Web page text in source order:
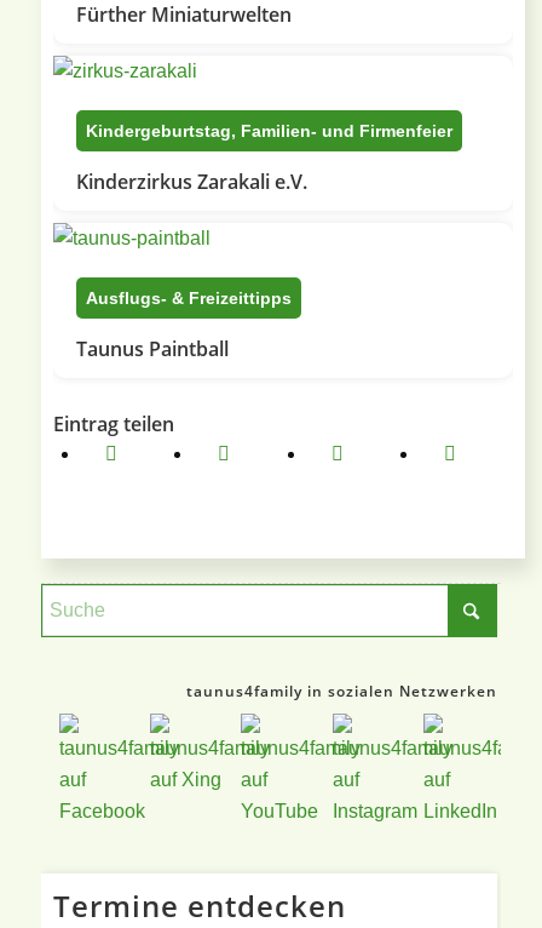
Fürther Miniaturwelten
Kindergeburtstag, Familien- und Firmenfeier
Kinderzirkus Zarakali e.V.
Ausflugs- & Freizeittipps
Taunus Paintball
Eintrag teilen
taunus4family in sozialen Netzwerken
Termine entdecken